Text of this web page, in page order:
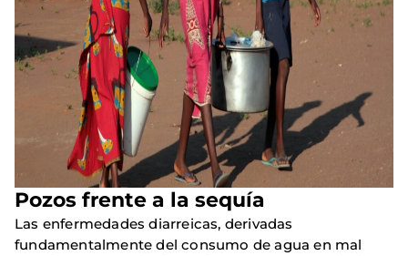
Pozos frente a la sequía
Las enfermedades diarreicas, derivadas
fundamentalmente del consumo de agua en mal